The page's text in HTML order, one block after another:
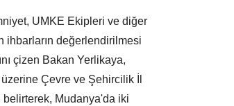
UMKE Ekipleri ve diğer
ihbarların değerlendirilmesi
çizen Bakan Yerlikaya,
Çevre ve Şehircilik İl
Mudanya'da iki